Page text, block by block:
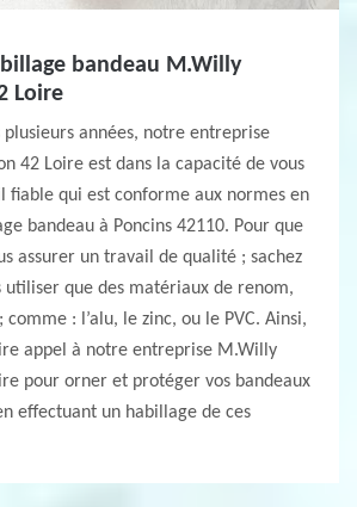
bandeau M.Willy
Loire
plusieurs années, notre entreprise
42 Loire est dans la capacité de vous
fiable qui est conforme aux normes en
bandeau à Poncins 42110. Pour que
assurer un travail de qualité ; sachez
utiliser que des matériaux de renom,
: l’alu, le zinc, ou le PVC. Ainsi,
appel à notre entreprise M.Willy
pour orner et protéger vos bandeaux
effectuant un habillage de ces